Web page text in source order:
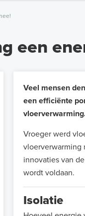
een
Veel mensen
een efficiënte
Vroeger werd
vloerverwarming
innovaties van
wordt voldaan.
Isolatie